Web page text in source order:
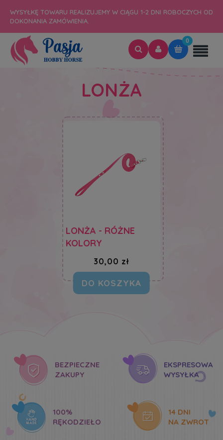
WYSYŁKĘ TOWARU REALIZUJEMY W CIĄGU 1-2 DNI ROBOCZYCH OD
DOKONANIA ZAMÓWIENIA.
LONŻA
LONŻA - RÓŻNE
KOLORY
30,00 zł
DO KOSZYKA
BEZPIECZNE
ZAKUPY
EKSPRESOWA
WYSYŁKA
100%
RĘKODZIEŁO
14 DNI
NA ZWROT